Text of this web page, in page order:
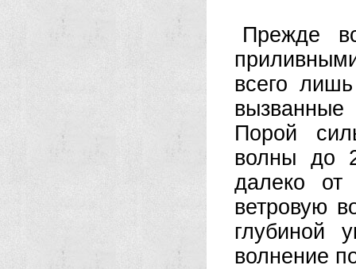
Прежде
всего
Порой
волны до
далеко от
ветровую
глубиной
волнение